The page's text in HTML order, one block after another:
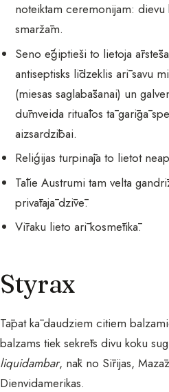
noteiktam ceremonijam: dievu
smaržām.
Seno ēģiptieši to lietoja
antiseptisks līdzeklis arī savu
(miesas saglabāšanai) un
dūmveida rituālos tā garīgā
aizsardzībai.
Reliģijas turpināja to lietot
Tālie Austrumi tam velta
privātajā dzīvē.
Vīraku lieto arī kosmētikā.
Styrax
Tāpat kā daudziem citiem
balzams tiek sekrēts divu koku
liquidambar, nāk no Sīrijas,
Dienvidamerikas.